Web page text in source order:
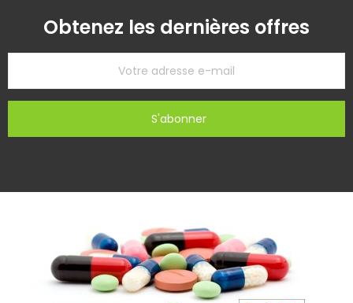
Obtenez les dernières offres
S'abonner